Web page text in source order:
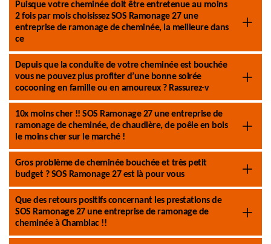
Puisque votre cheminée doit être entretenue au moins
2 fois par mois choisissez SOS Ramonage 27 une
entreprise de ramonage de cheminée, la meilleure dans
ce
Depuis que la conduite de votre cheminée est bouchée
vous ne pouvez plus profiter d’une bonne soirée
cocooning en famille ou en amoureux ? Rassurez-v
10x moins cher !! SOS Ramonage 27 une entreprise de
ramonage de cheminée, de chaudière, de poêle en bois
le moins cher sur le marché !
Gros problème de cheminée bouchée et très petit
budget ? SOS Ramonage 27 est là pour vous
Que des retours positifs concernant les prestations de
SOS Ramonage 27 une entreprise de ramonage de
cheminée à Chamblac !!